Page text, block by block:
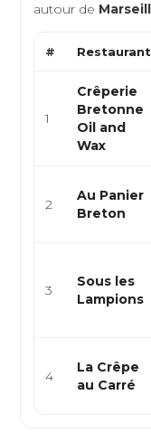
autour de
# Restaurant
1
Crêperie
Bretonne
Oil and
Wax
2
Au Panier
Breton
3
Sous les
Lampions
4
La Crêpe
au Carré